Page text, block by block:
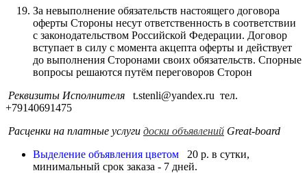
За невыполнение обязательств настоящего договора
оферты Стороны несут ответственность в соответствии
с законодательством Российской Федерации. Договор
вступает в силу с момента акцепта оферты и действует
до выполнения Сторонами своих обязательств. Спорные
вопросы решаются путём переговоров Сторон
Реквизиты Исполнителя
t.stenli@yandex.ru тел.
+79140691475
Расценки на платные услуги доски объявлений Great-board
Выделение объявления цветом 20 р. в сутки,
минимальный срок заказа - 7 дней.